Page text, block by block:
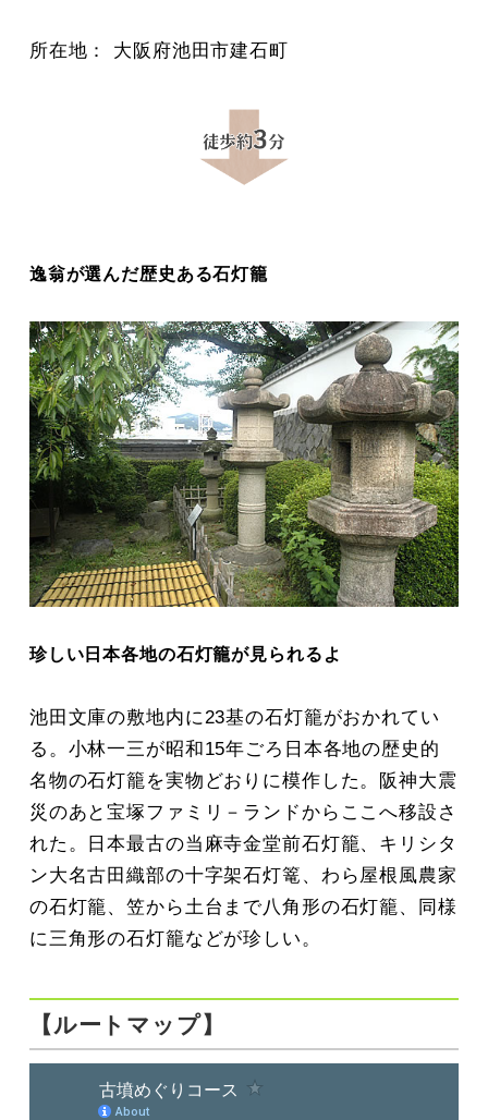
所在地： 大阪府池田市建石町
逸翁が選んだ歴史ある石灯籠
珍しい日本各地の石灯籠が見られるよ
池田文庫の敷地内に23基の石灯籠がおかれてい
る。小林一三が昭和15年ごろ日本各地の歴史的
名物の石灯籠を実物どおりに模作した。阪神大震
災のあと宝塚ファミリ－ランドからここへ移設さ
れた。日本最古の当麻寺金堂前石灯籠、キリシタ
ン大名古田織部の十字架石灯篭、わら屋根風農家
の石灯籠、笠から土台まで八角形の石灯籠、同様
に三角形の石灯籠などが珍しい。
【ルートマップ】